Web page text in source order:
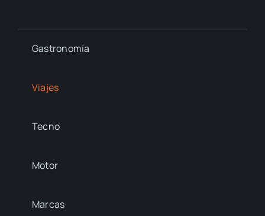
Gastronomía
Viajes
Tecno
Motor
Marcas